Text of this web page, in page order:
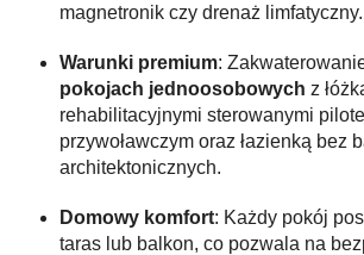
magnetronik czy drenaż limfatyczny.
Warunki premium:
pokojach jednoosobowych z
rehabilitacyjnymi sterowanymi
przywoławczym oraz łazienką bez
architektonicznych.
Domowy komfort: Każdy pokój
taras lub balkon, co pozwala na